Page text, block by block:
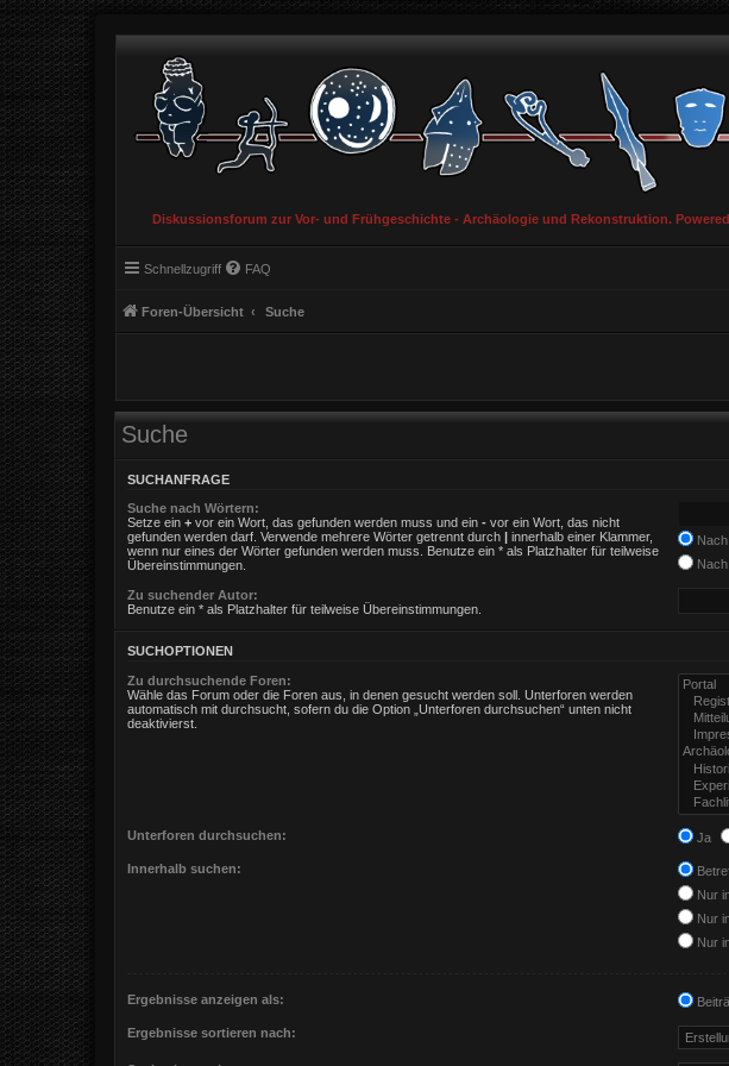
Diskussionsforum zur Vor- und Frühgeschichte - Archäologie und Rekonstruktion.
Schnellzugriff FAQ
Foren-Übersicht Suche
Suche
SUCHANFRAGE
Suche nach Wörtern:
Setze ein + vor ein Wort, das gefunden werden muss und ein - vor ein Wort, das nicht
gefunden werden darf. Verwende mehrere Wörter getrennt durch | innerhalb einer Klammer,
wenn nur eines der Wörter gefunden werden muss. Benutze ein * als Platzhalter für teilweise
Übereinstimmungen.
Zu suchender Autor:
Benutze ein * als Platzhalter für teilweise Übereinstimmungen.
SUCHOPTIONEN
Zu durchsuchende Foren:
Wähle das Forum oder die Foren aus, in denen gesucht werden soll. Unterforen werden
automatisch mit durchsucht, sofern du die Option „Unterforen durchsuchen“ unten nicht
deaktivierst.
Unterforen durchsuchen: Ja
Innerhalb suchen:
Nur
Nur
Nur
Ergebnisse anzeigen als:
Ergebnisse sortieren nach: